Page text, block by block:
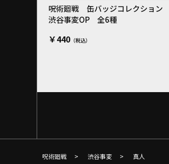
呪術廻戦 缶バッジコレクション
渋谷事変OP 全6種
￥440
呪術廻戦 > 渋谷事変 > 真人